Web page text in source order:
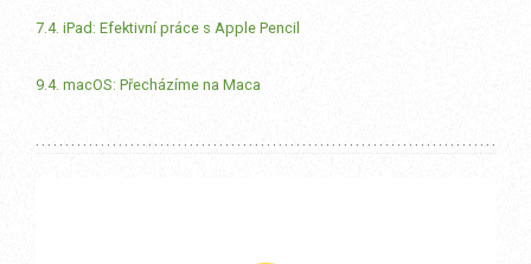
7.4. iPad: Efektivní práce s Apple Pencil
9.4. macOS: Přecházíme na Maca